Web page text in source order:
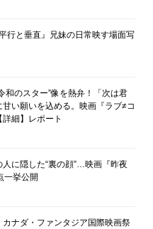
行と垂直』兄妹の日常映す場面写
和のスター”像を熱弁！「次は君
い願いを込める。映画『ラブ≠コ
細】レポート
に隠した“裏の顔”…映画『昨夜
一挙公開
ナダ・ファンタジア国際映画祭